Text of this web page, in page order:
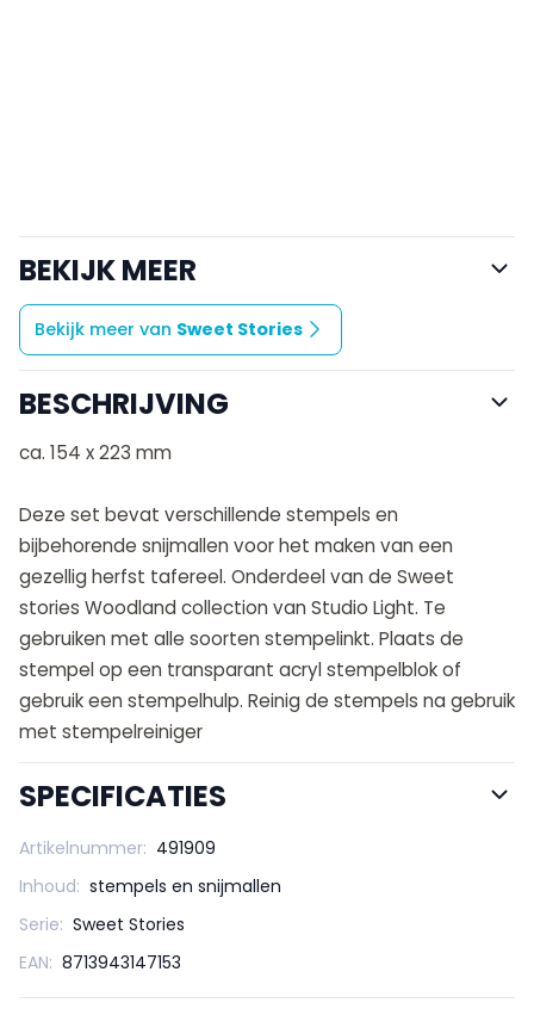
BEKIJK MEER
Bekijk meer van Sweet Stories
BESCHRIJVING
ca. 154 x 223 mm
Deze set bevat verschillende stempels en
bijbehorende snijmallen voor het maken van een
gezellig herfst tafereel. Onderdeel van de Sweet
stories Woodland collection van Studio Light. Te
gebruiken met alle soorten stempelinkt. Plaats de
stempel op een transparant acryl stempelblok of
gebruik een stempelhulp. Reinig de stempels na gebruik
met stempelreiniger
SPECIFICATIES
Artikelnummer: 491909
Inhoud: stempels en snijmallen
Serie: Sweet Stories
EAN: 8713943147153